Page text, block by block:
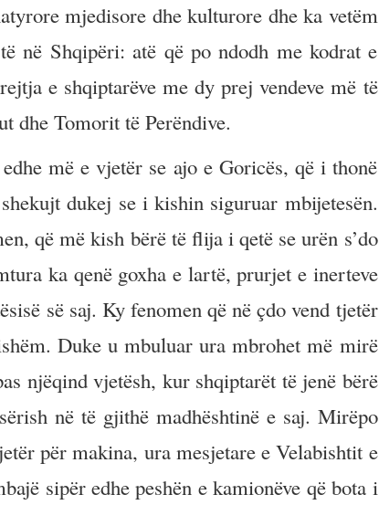
mjedisore dhe kulturore dhe ka vetëm
në Shqipëri: atë që po ndodh me kodrat e
e shqiptarëve me dy prej vendeve më të
dhe Tomorit të Perëndive.
më e vjetër se ajo e Goricës, që i thonë
dukej se i kishin siguruar mbijetesën.
që më kish bërë të flija i qetë se urën s’do
ka qenë goxha e lartë, prurjet e inerteve
së saj. Ky fenomen që në çdo vend tjetër
Duke u mbuluar ura mbrohet më mirë
njëqind vjetësh, kur shqiptarët të jenë bërë
në të gjithë madhështinë e saj. Mirëpo
për makina, ura mesjetare e Velabishtit e
sipër edhe peshën e kamionëve që bota i